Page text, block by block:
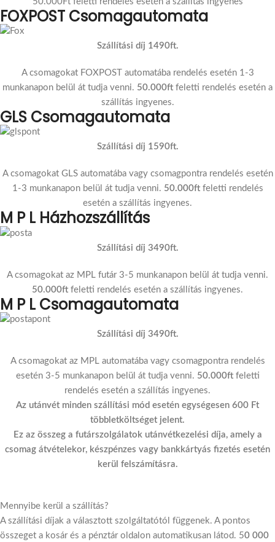
FOXPOST Csomagautomata
Szállítási díj 1490ft.
A csomagokat FOXPOST automatába rendelés esetén 1-3
munkanapon belül át tudja venni. 50.000ft feletti rendelés esetén a
szállítás ingyenes.
GLS Csomagautomata
Szállítási díj 1590ft.
A csomagokat GLS automatába vagy csomagpontra rendelés esetén
1-3 munkanapon belül át tudja venni. 50.000ftfeletti rendelés
esetén a szállítás ingyenes.
M P L Házhozszállítás
Szállítási díj 3490ft.
A csomagokat az MPL futár 3-5 munkanapon belül át tudja venni.
50.000ft feletti rendelés esetén a szállítás ingyenes.
M P L Csomagautomata
Szállítási díj 3490ft.
A csomagokat az MPL automatába vagy csomagpontra rendelés
esetén 3-5 munkanapon belül át tudja venni. 50.000ftfeletti
rendelés esetén a szállítás ingyenes.
Az utánvét minden szállítási mód esetén egységesen 600 Ft
többletköltséget jelent.
Ez az összeg a futárszolgálatok utánvétkezelési díja, amely a
csomag átvételekor, készpénzes vagy bankkártyás fizetés esetén
kerül felszámításra.
Mennyibe kerül a szállítás?
A szállítási díjak a választott szolgáltatótól függenek. A pontos
összeget a kosár és a pénztár oldalon automatikusan látod. 50 000